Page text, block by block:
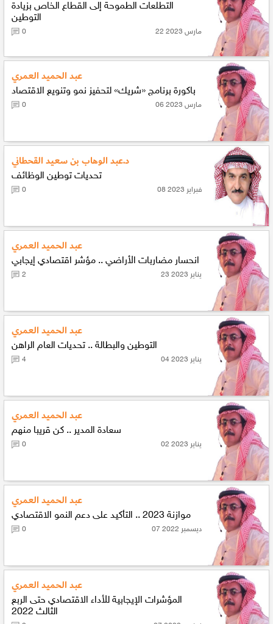
التطلعات الطموحة إلى القطاع الخاص بزيادة
التوطين
22 مارس 2023 0
عبد الحميد العمري
باكورة برنامج «شريك» لتحفيز نمو وتنويع الاقتصاد
06 مارس 2023 0
د.عبد الوهاب بن سعيد القحطاني
تحديات توطين الوظائف
08 فبراير 2023 0
عبد الحميد العمري
انحسار مضاربات الأراضي .. مؤشر اقتصادي إيجابي
23 يناير 2023 2
عبد الحميد العمري
التوطين والبطالة .. تحديات العام الراهن
04 يناير 2023 4
عبد الحميد العمري
سعادة المدير .. كن قريبا منهم
02 يناير 2023 0
عبد الحميد العمري
موازنة 2023 .. التأكيد على دعم النمو الاقتصادي
07 ديسمبر 2022 0
عبد الحميد العمري
المؤشرات الإيجابية للأداء الاقتصادي حتى الربع
الثالث 2022